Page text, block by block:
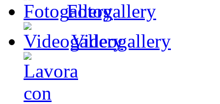
Fotogallery
Videogallery